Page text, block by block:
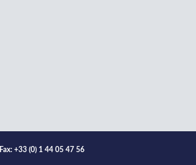
Fax: +33 (0) 1 44 05 47 56